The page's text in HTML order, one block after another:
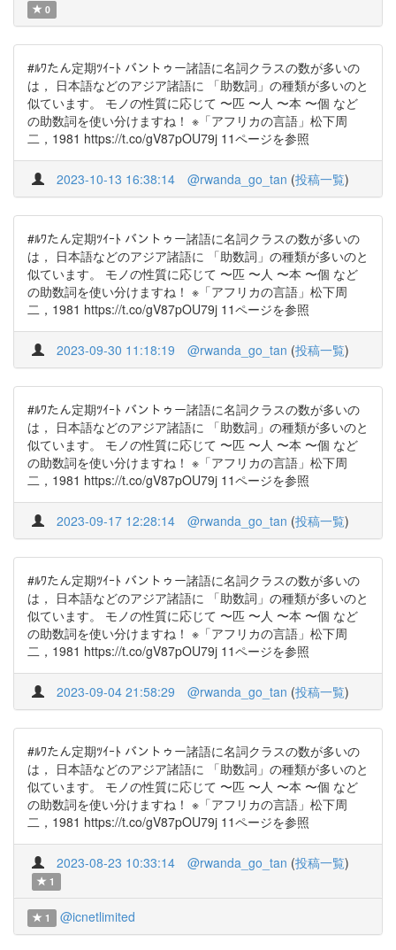
0
#ﾙﾜたん定期ﾂｲｰﾄ バントゥー諸語に名詞クラスの数が多いの
は， 日本語などのアジア諸語に 「助数詞」の種類が多いのと
似ています。 モノの性質に応じて 〜匹 〜人 〜本 〜個 など
の助数詞を使い分けますね！ ※「アフリカの言語」松下周
二，1981 https://t.co/gV87pOU79j 11ページを参照
2023-10-13 16:38:14 @rwanda_go_tan (投稿一覧)
#ﾙﾜたん定期ﾂｲｰﾄ バントゥー諸語に名詞クラスの数が多いの
は， 日本語などのアジア諸語に 「助数詞」の種類が多いのと
似ています。 モノの性質に応じて 〜匹 〜人 〜本 〜個 など
の助数詞を使い分けますね！ ※「アフリカの言語」松下周
二，1981 https://t.co/gV87pOU79j 11ページを参照
2023-09-30 11:18:19 @rwanda_go_tan (投稿一覧)
#ﾙﾜたん定期ﾂｲｰﾄ バントゥー諸語に名詞クラスの数が多いの
は， 日本語などのアジア諸語に 「助数詞」の種類が多いのと
似ています。 モノの性質に応じて 〜匹 〜人 〜本 〜個 など
の助数詞を使い分けますね！ ※「アフリカの言語」松下周
二，1981 https://t.co/gV87pOU79j 11ページを参照
2023-09-17 12:28:14 @rwanda_go_tan (投稿一覧)
#ﾙﾜたん定期ﾂｲｰﾄ バントゥー諸語に名詞クラスの数が多いの
は， 日本語などのアジア諸語に 「助数詞」の種類が多いのと
似ています。 モノの性質に応じて 〜匹 〜人 〜本 〜個 など
の助数詞を使い分けますね！ ※「アフリカの言語」松下周
二，1981 https://t.co/gV87pOU79j 11ページを参照
2023-09-04 21:58:29 @rwanda_go_tan (投稿一覧)
#ﾙﾜたん定期ﾂｲｰﾄ バントゥー諸語に名詞クラスの数が多いの
は， 日本語などのアジア諸語に 「助数詞」の種類が多いのと
似ています。 モノの性質に応じて 〜匹 〜人 〜本 〜個 など
の助数詞を使い分けますね！ ※「アフリカの言語」松下周
二，1981 https://t.co/gV87pOU79j 11ページを参照
2023-08-23 10:33:14 @rwanda_go_tan (投稿一覧)
1
1 @icnetlimited